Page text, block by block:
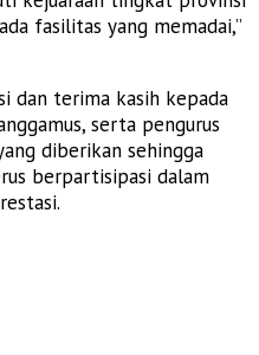
fasilitas yang memadai,”
dan terima kasih kepada
serta pengurus
diberikan sehingga
berpartisipasi dalam